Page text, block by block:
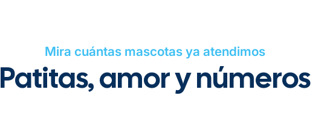
Mira cuántas mascotas ya atendimos
Patitas, amor y números